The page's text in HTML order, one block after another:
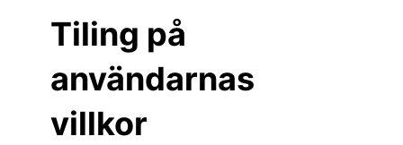
Tiling på
användarnas
villkor